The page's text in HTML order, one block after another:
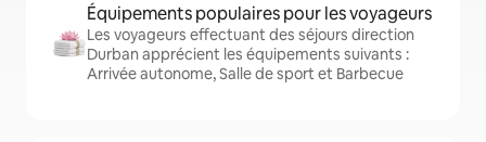
Équipements populaires pour les voyageurs
Les voyageurs effectuant des séjours direction
Durban apprécient les équipements suivants :
Arrivée autonome, Salle de sport et Barbecue